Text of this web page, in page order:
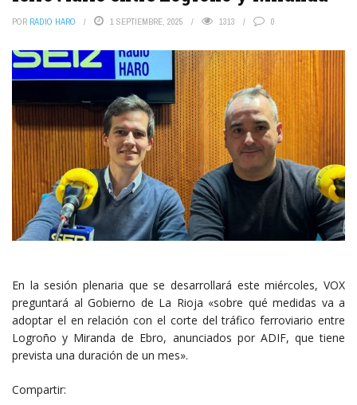
POR RADIO HARO 1 SEPTIEMBRE, 2025 1313 0
En la sesión plenaria que se desarrollará este miércoles, VOX
preguntará al Gobierno de La Rioja «sobre qué medidas va a
adoptar el en relación con el corte del tráfico ferroviario entre
Logroño y Miranda de Ebro, anunciados por ADIF, que tiene
prevista una duración de un mes».
Compartir: